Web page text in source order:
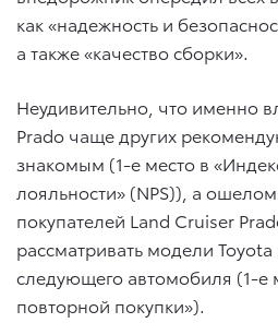
как «надежность и
а также «качество сборки».
Неудивительно, что именно
Prado чаще других
знакомым (1-е место в
лояльности» (NPS)), а
покупателей Land Cruiser
рассматривать модели Toyota
следующего автомобиля (1-е
повторной покупки»).